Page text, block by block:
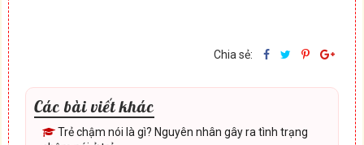
Chia sẻ:
Các bài viết khác
Trẻ chậm nói là gì? Nguyên nhân gây ra tình trạng